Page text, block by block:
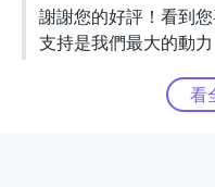
謝謝您的好評！看到
支持是我們最大的動
看